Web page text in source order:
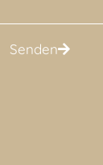
Senden